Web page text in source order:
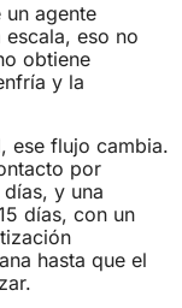
agente
escala, eso no
obtiene
y la
ese flujo cambia.
por
y una
días, con un
hasta que el